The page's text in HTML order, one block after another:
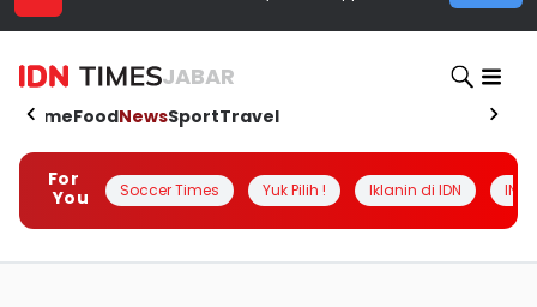
JABAR
HomeFoodNewsSportTravel
For
You
Soccer Times Yuk Pilih ! Iklanin di IDN